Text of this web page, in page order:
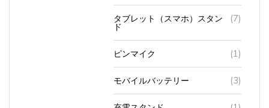
タブレット（スマホ）スタン
ド
(7)
ピンマイク (1)
モバイルバッテリー (3)
充電スタンド (1)